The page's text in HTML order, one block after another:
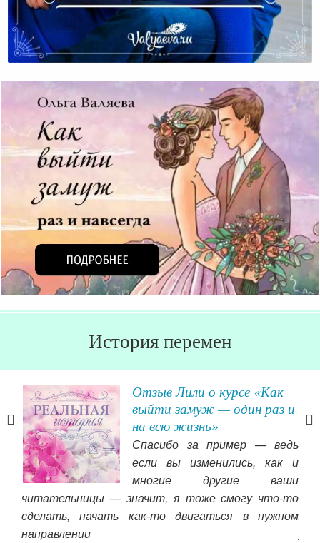
Как И Зачем Перестать Слушать Эмоции Родителей?
История перемен
Отзыв Лили о курсе «Как
выйти замуж — один раз и
на всю жизнь»
Спасибо за пример — ведь
если вы изменились, как и
многие другие ваши
читательницы — значит, я тоже смогу что-то
сделать, начать как-то двигаться в нужном
направлении